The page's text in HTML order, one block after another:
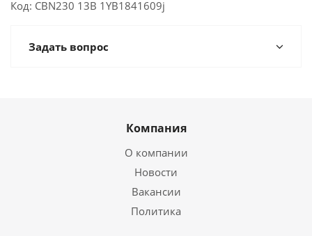
Код: CBN230 13B 1YB1841609j
Задать вопрос
Компания
О компании
Новости
Вакансии
Политика